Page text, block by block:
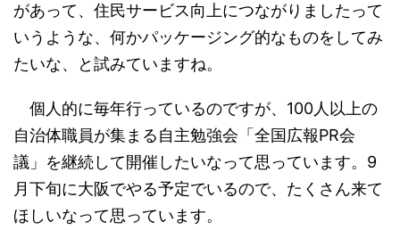
があって、住民サービス向上につながりましたって
いうような、何かパッケージング的なものをしてみ
たいな、と試みていますね。
個人的に毎年行っているのですが、100人以上の
自治体職員が集まる自主勉強会「全国広報PR会
議」を継続して開催したいなって思っています。9
月下旬に大阪でやる予定でいるので、たくさん来て
ほしいなって思っています。